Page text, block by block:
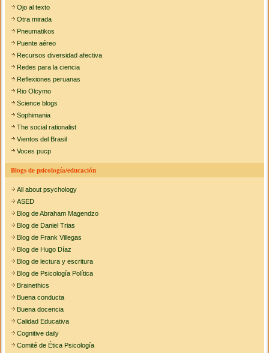
Ojo al texto
Otra mirada
Pneumatikos
Puente aéreo
Recursos diversidad afectiva
Redes para la ciencia
Reflexiones peruanas
Rio Olcymo
Science blogs
Sophimania
The social rationalist
Vientos del Brasil
Voces pucp
Blogs de psicología/educación
All about psychology
ASED
Blog de Abraham Magendzo
Blog de Daniel Trias
Blog de Frank Villegas
Blog de Hugo Díaz
Blog de lectura y escritura
Blog de Psicología Política
Brainethics
Buena conducta
Buena docencia
Calidad Educativa
Cognitive daily
Comité de Ética Psicología